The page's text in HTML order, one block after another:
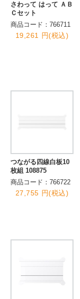
さわって はって ＡＢ
Ｃセット
商品コード：766711
19,261 円(税込)
つながる四線白板10
枚組 108875
商品コード：766722
27,755 円(税込)